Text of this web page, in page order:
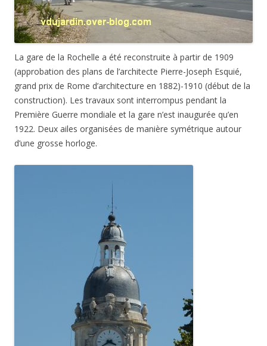
La gare de la Rochelle a été reconstruite à partir de 1909
(approbation des plans de l’architecte Pierre-Joseph Esquié,
grand prix de Rome d’architecture en 1882)-1910 (début de la
construction). Les travaux sont interrompus pendant la
Première Guerre mondiale et la gare n’est inaugurée qu’en
1922. Deux ailes organisées de manière symétrique autour
d’une grosse horloge.